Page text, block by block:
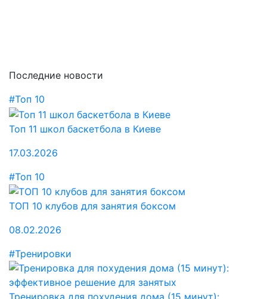
Последние новости
#Топ 10
Топ 11 школ баскетбола в Киеве
17.03.2026
#Топ 10
ТОП 10 клубов для занятия боксом
08.02.2026
#Тренировки